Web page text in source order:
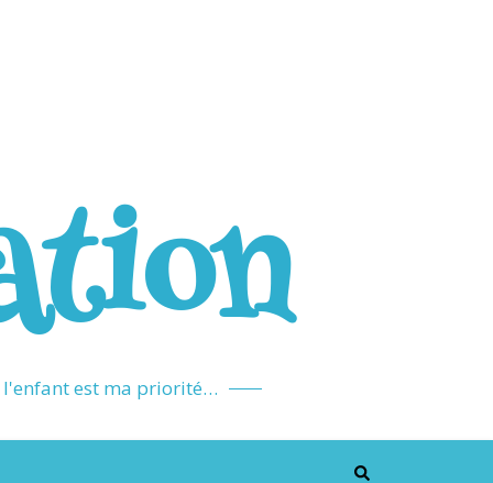
l'enfant est ma priorité…